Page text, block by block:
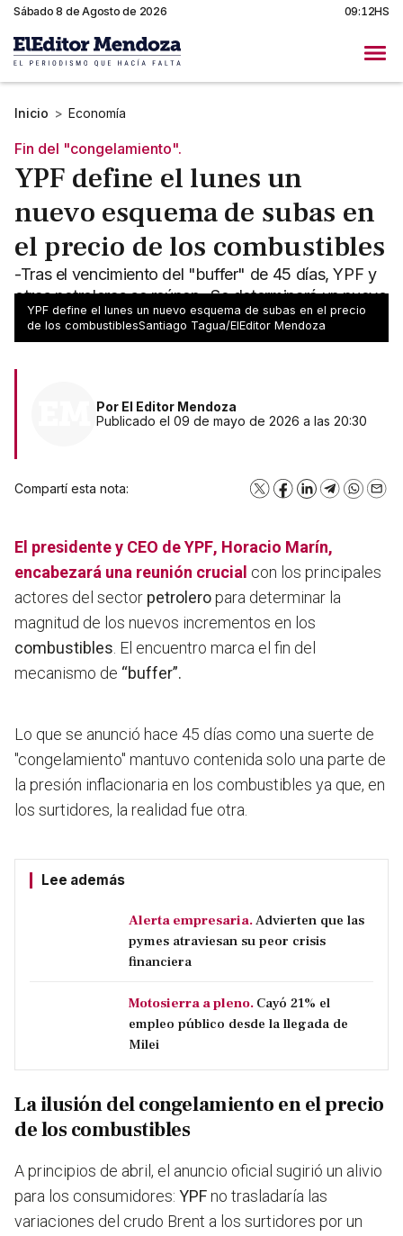
Sábado 8 de Agosto de 2026 09:12HS
Inicio > Economía
Fin del "congelamiento".
YPF define el lunes un
nuevo esquema de subas en
el precio de los combustibles
-Tras el vencimiento del "buffer" de 45 días, YPF y
otras petroleras se reúnen -Se determinará un nuevo
esquema de ajuste de precios en el surtidor
YPF define el lunes un nuevo esquema de subas en el precio
de los combustiblesSantiago Tagua/ElEditor Mendoza
Por El Editor Mendoza
Publicado el 09 de mayo de 2026 a las 20:30
Compartí esta nota: X Facebook
LinkedInTelegram
El presidente y CEO deYPF, Horacio Marín,
encabezará una reunión crucial con los principales
actores del sector petroleropara determinar la
magnitud de los nuevos incrementos en los
combustibles . El encuentro marca el fin del
mecanismo de “buffer”.
Lo que se anunció hace 45 días como una suerte de
"congelamiento" mantuvo contenida solo una parte de
la presión inflacionaria en los combustibles ya que, en
los surtidores, la realidad fue otra.
Lee además
Alerta empresaria.Advierten que las
pymes atraviesan su peor crisis
financiera
Motosierra a pleno. Cayó 21% el
empleo público desde la llegada de
Milei
La ilusión del congelamiento en el precio
de los combustibles
A principios de abril, el anuncio oficial sugirió un alivio
para los consumidores: YPFno trasladaría las
variaciones del crudo Brent a los surtidores por un